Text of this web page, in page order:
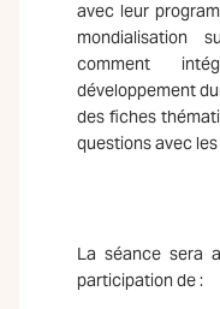
avec leur
mondialisation
comment
développement
des fiches
questions avec
La séance sera
participation de :